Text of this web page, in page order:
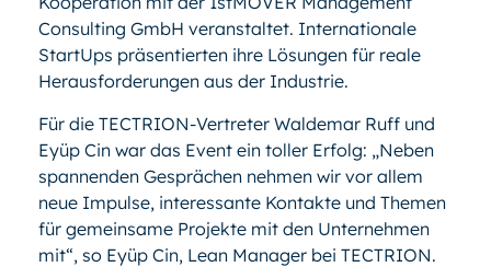
Consulting GmbH veranstaltet. Internationale
StartUps präsentierten ihre Lösungen für reale
Herausforderungen aus der Industrie.
Für die TECTRION-Vertreter Waldemar Ruff und
Eyüp Cin war das Event ein toller Erfolg: „Neben
spannenden Gesprächen nehmen wir vor allem
neue Impulse, interessante Kontakte und Themen
für gemeinsame Projekte mit den Unternehmen
mit“, so Eyüp Cin, Lean Manager bei TECTRION.